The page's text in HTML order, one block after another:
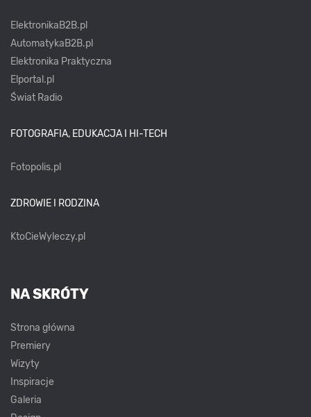
ElektronikaB2B.pl
AutomatykaB2B.pl
Elektronika Praktyczna
Elportal.pl
Świat Radio
FOTOGRAFIA, EDUKACJA I HI-TECH
Fotopolis.pl
ZDROWIE I RODZINA
KtoCieWyleczy.pl
NA SKRÓTY
Strona główna
Premiery
Wizyty
Inspiracje
Galeria